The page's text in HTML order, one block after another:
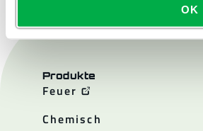
OK
Produkte
Feuer
Chemisch